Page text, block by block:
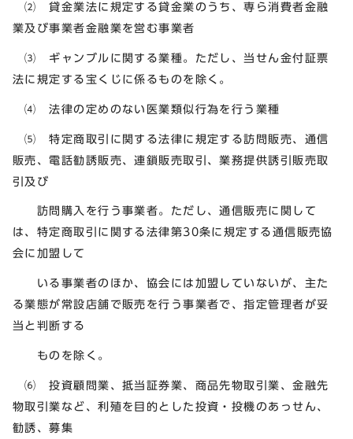
⑵ 貸金業法に規定する貸金業のうち、専ら消費者金融
業及び事業者金融業を営む事業者
⑶ ギャンブルに関する業種。ただし、当せん金付証票
法に規定する宝くじに係るものを除く。
⑷ 法律の定めのない医業類似行為を行う業種
⑸ 特定商取引に関する法律に規定する訪問販売、通信
販売、電話勧誘販売、連鎖販売取引、業務提供誘引販売取
引及び
訪問購入を行う事業者。ただし、通信販売に関して
は、特定商取引に関する法律第30条に規定する通信販売協
会に加盟して
いる事業者のほか、協会には加盟していないが、主た
る業態が常設店舗で販売を行う事業者で、指定管理者が妥
当と判断する
ものを除く。
⑹ 投資顧問業、抵当証券業、商品先物取引業、金融先
物取引業など、利殖を目的とした投資・投機のあっせん、
勧誘、募集